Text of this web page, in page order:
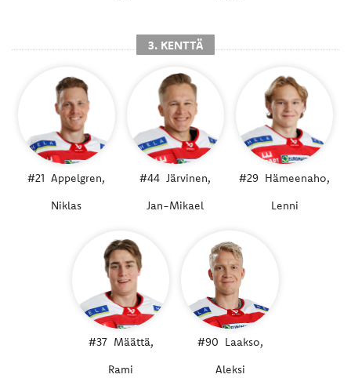
3. KENTTÄ
#21 Appelgren,
Niklas
#44 Järvinen,
Jan-Mikael
#29 Hämeenaho,
Lenni
#37 Määttä,
Rami
#90 Laakso,
Aleksi